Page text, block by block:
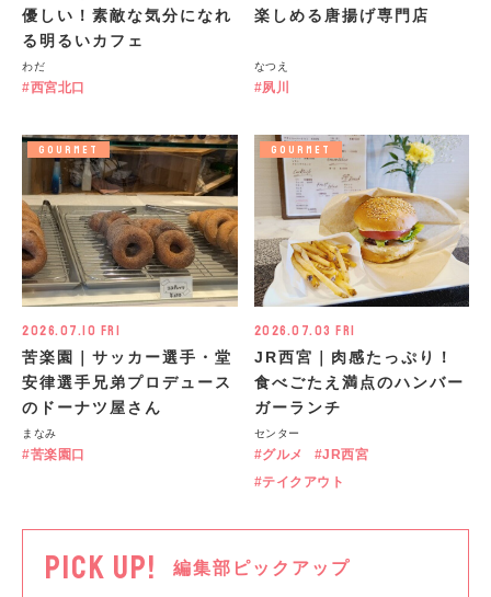
優しい！素敵な気分になれ
る明るいカフェ
わだ
西宮北口
楽しめる唐揚げ専門店
なつえ
夙川
GOURMET
2026.07.10 Fri
苦楽園｜サッカー選手・堂
安律選手兄弟プロデュース
のドーナツ屋さん
まなみ
苦楽園口
GOURMET
2026.07.03 Fri
JR西宮｜肉感たっぷり！
食べごたえ満点のハンバー
ガーランチ
センター
グルメ
JR西宮
テイクアウト
PICK UP! 編集部ピックアップ